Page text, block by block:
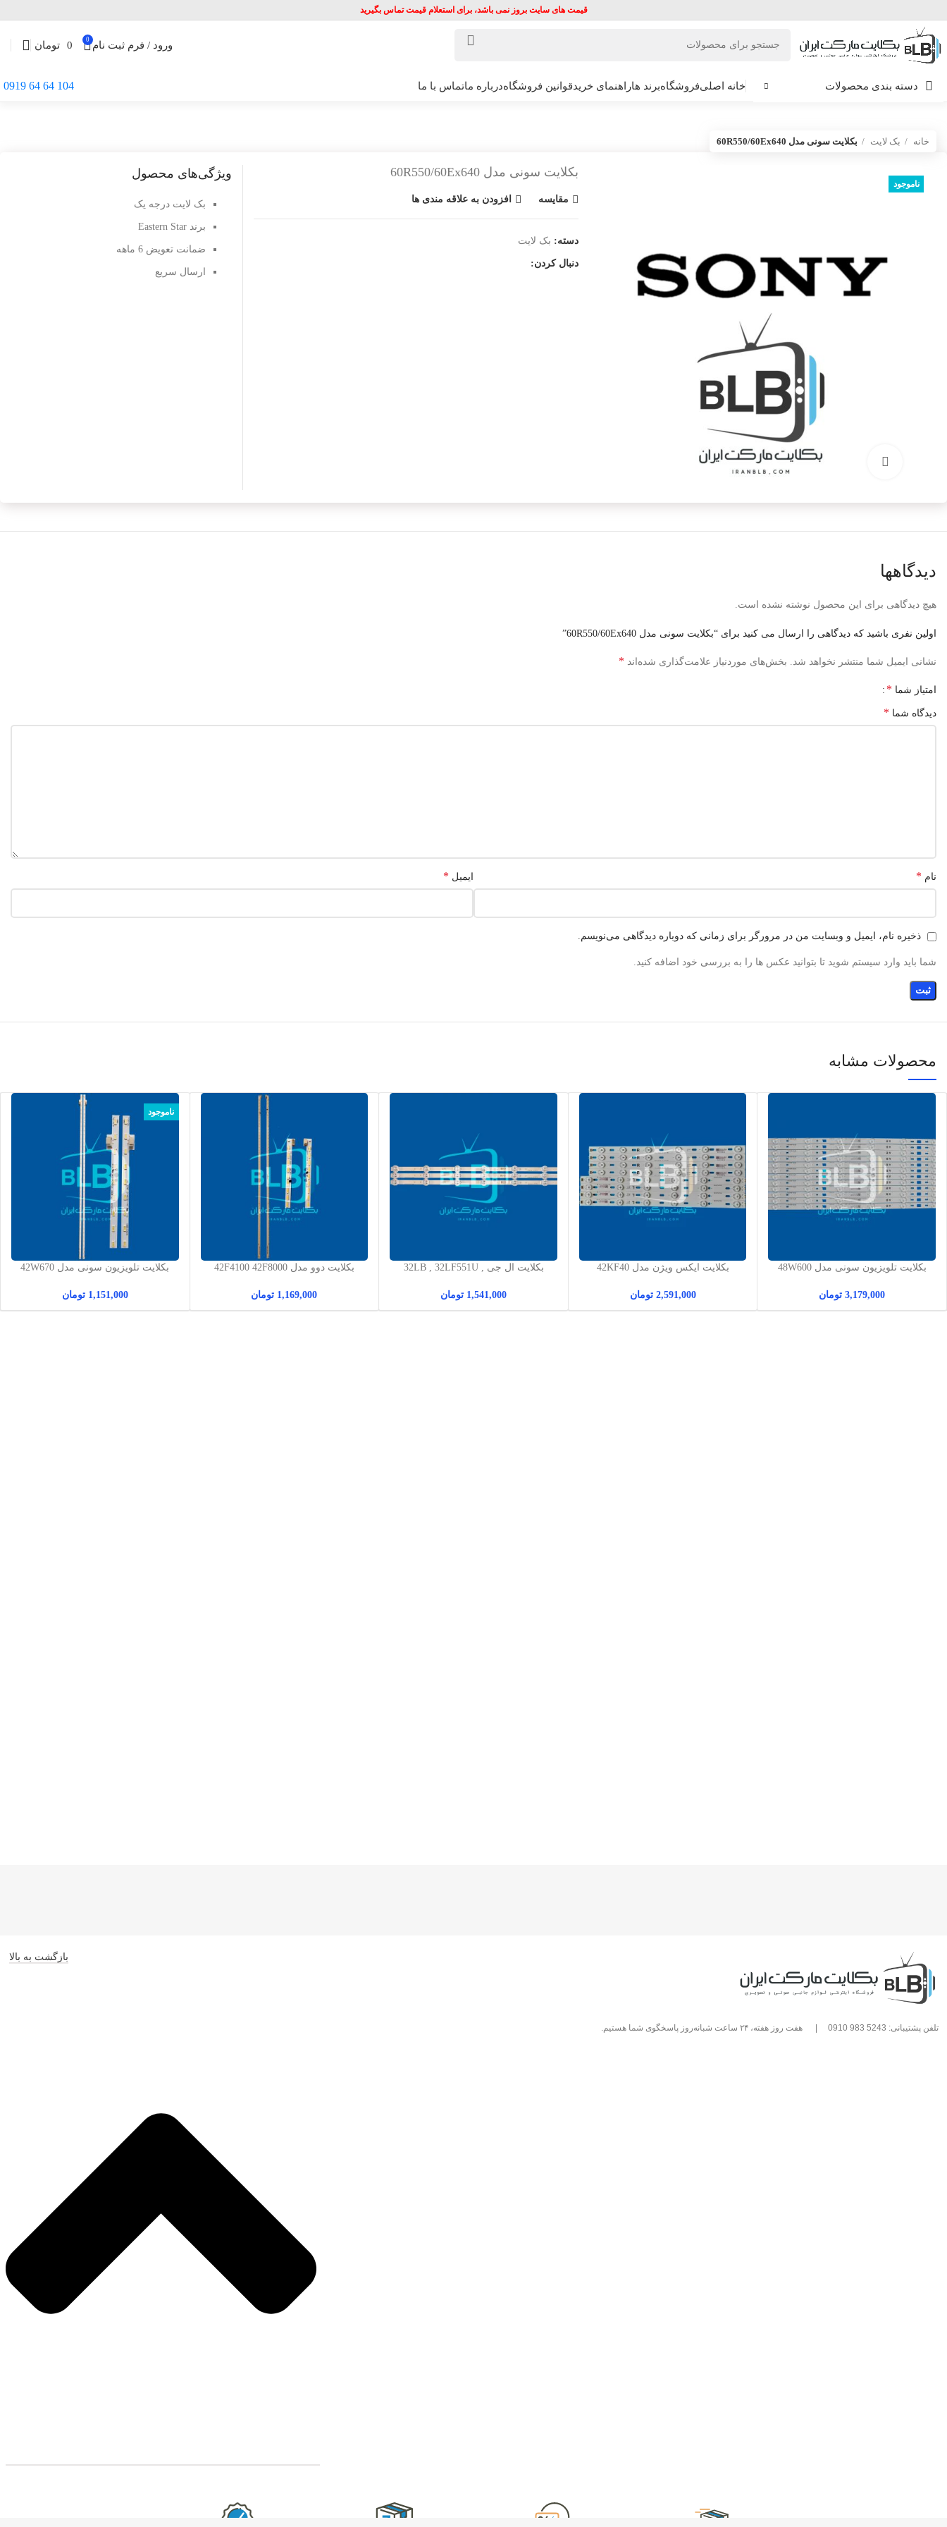
قیمت های سایت بروز نمی باشد، برای استعلام قیمت تماس بگیرید
ورود / فرم ثبت نام 0
0 تومان
دسته بندی محصولات خانه اصلیفروشگاهبرند هاراهنمای خریدقوانین فروشگاهدرباره ماتماس با ما 104 64 64 0919
خانه بک لایت بکلایت سونی مدل 60R550/60Ex640
ناموجود
برای بزرگنمایی کلیک کنید
بکلایت سونی مدل 60R550/60Ex640
مقایسه افزودن به علاقه مندی ها
دسته: بک لایت
دنبال کردن:
ویژگی‌های محصول
بک لایت درجه یک
برند Eastern Star
ضمانت تعویض 6 ماهه
ارسال سریع
دیدگاهها
هیچ دیدگاهی برای این محصول نوشته نشده است.
اولین نفری باشید که دیدگاهی را ارسال می کنید برای “بکلایت سونی مدل 60R550/60Ex640”
نشانی ایمیل شما منتشر نخواهد شد. بخش‌های موردنیاز علامت‌گذاری شده‌اند *
امتیاز شما *
دیدگاه شما *
نام * ایمیل *
ذخیره نام، ایمیل و وبسایت من در مرورگر برای زمانی که دوباره دیدگاهی می‌نویسم.
شما باید وارد سیستم شوید تا بتوانید عکس ها را به بررسی خود اضافه کنید.
محصولات مشابه
بکلایت تلویزیون سونی مدل 48W600
3,179,000 تومان
بکلایت ایکس ویژن مدل 42KF40
2,591,000 تومان
بکلایت ال جی 32LB , 32LF551U ,
1,541,000 تومان
بکلایت دوو مدل 42F4100 42F8000
1,169,000 تومان
ناموجود
بکلایت تلویزیون سونی مدل 42W670
1,151,000 تومان
تلفن پشتیبانی: 5243 983 0910 هفت روز هفته، ۲۴ ساعت شبانه‌روز پاسخگوی شما هستیم.
بازگشت به بالا